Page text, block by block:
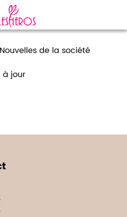
Nouvelles de la société
à jour